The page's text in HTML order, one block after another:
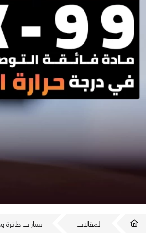
المقالات سيارات طائرة